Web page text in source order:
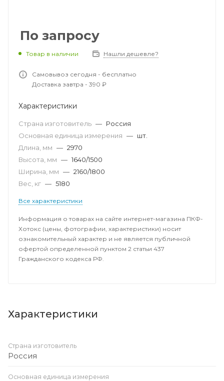
По запросу
Товар в наличии Нашли дешевле?
Самовывоз сегодня - бесплатно
Доставка завтра - 390 ₽
Характеристики
Страна изготовитель — Россия
Основная единица измерения — шт.
Длина, мм — 2970
Высота, мм — 1640/1500
Ширина, мм — 2160/1800
Вес, кг — 5180
Все характеристики
Информация о товарах на сайте интернет-магазина ПКФ-
Хотокс (цены, фотографии, характеристики) носит
ознакомительный характер и не является публичной
офертой определенной пунктом 2 статьи 437
Гражданского кодекса РФ.
Характеристики
Страна изготовитель
Россия
Основная единица измерения